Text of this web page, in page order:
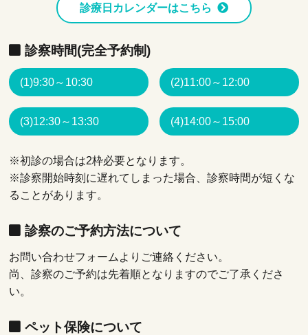
診療日カレンダーはこちら
診察時間(完全予約制)
(1)9:30～10:30 (2)11:00～12:00
(3)12:30～13:30 (4)14:00～15:00
※初診の場合は2枠必要となります。
※診察開始時刻に遅れてしまった場合、診察時間が短くな
ることがあります。
診察のご予約方法について
お問い合わせフォームよりご連絡ください。
尚、診察のご予約は先着順となりますのでご了承くださ
い。
ペット保険について